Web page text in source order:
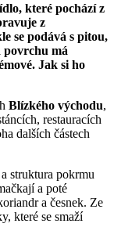
které pochází z
z
se podává s pitou,
povrchu má
Jak si ho
Blízkého východu,
restauracích
dalších částech
struktura pokrmu
a poté
a česnek. Ze
které se smaží